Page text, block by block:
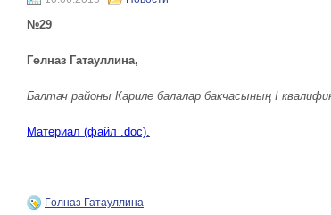
№29
Гөлназ Гатауллина,
Балтач районы Кариле балалар бакчасының I
Материал (файл .doc).
Гөлназ Гатауллина